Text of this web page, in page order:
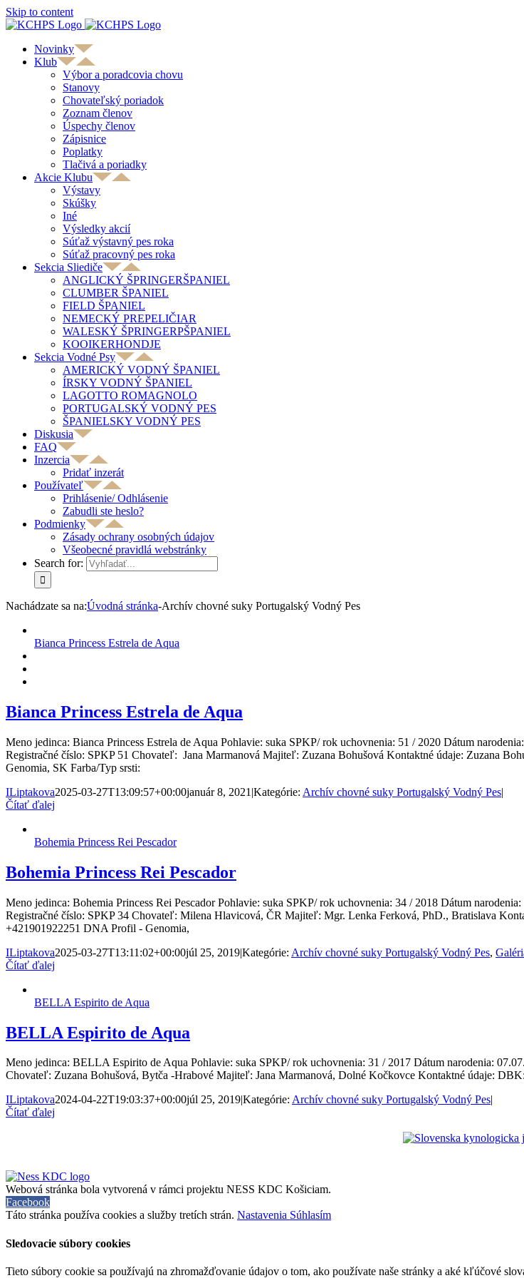
Skip to content
Novinky
Klub
Výbor a poradcovia chovu
Stanovy
Chovateľský poriadok
Zoznam členov
Úspechy členov
Zápisnice
Poplatky
Tlačivá a poriadky
Akcie Klubu
Výstavy
Skúšky
Iné
Výsledky akcií
Súťaž výstavný pes roka
Súťaž pracovný pes roka
Sekcia Sliediče
ANGLICKÝ ŠPRINGERŠPANIEL
CLUMBER ŠPANIEL
FIELD ŠPANIEL
NEMECKÝ PREPELIČIAR
WALESKÝ ŠPRINGERPŠPANIEL
KOOIKERHONDJE
Sekcia Vodné Psy
AMERICKÝ VODNÝ ŠPANIEL
ÍRSKY VODNÝ ŠPANIEL
LAGOTTO ROMAGNOLO
PORTUGALSKÝ VODNÝ PES
ŠPANIELSKY VODNÝ PES
Diskusia
FAQ
Inzercia
Pridať inzerát
Používateľ
Prihlásenie/ Odhlásenie
Zabudli ste heslo?
Podmienky
Zásady ochrany osobných údajov
Všeobecné pravidlá webstránky
Search for:
Nachádzate sa na:Úvodná stránka-Archív chovné suky Portugalský Vodný Pes
Bianca Princess Estrela de Aqua
Bianca Princess Estrela de Aqua
Meno jedinca: Bianca Princess Estrela de Aqua Pohlavie: suka SPKP/ rok uchovnenia: 51 / 2020 Dátum
Registračné číslo: SPKP 51 Chovateľ: Jana Marmanová Majiteľ: Zuzana Bohušová Kontaktné údaje: Zuzana
Genomia, SK Farba/Typ srsti:
ILiptakova2025-03-27T13:09:57+00:00január 8, 2021 |Kategórie: Archív chovné suky Portugalský Vodný Pes|
Čítať ďalej
Bohemia Princess Rei Pescador
Bohemia Princess Rei Pescador
Meno jedinca: Bohemia Princess Rei Pescador Pohlavie: suka SPKP/ rok uchovnenia: 34 / 2018 Dátum
Registračné číslo: SPKP 34 Chovateľ: Milena Hlavicová, ČR Majiteľ: Mgr. Lenka Ferková, PhD., Bratislava
+421901922251 DNA Profil - Genomia,
ILiptakova2025-03-27T13:11:02+00:00júl 25, 2019|Kategórie: Archív chovné suky Portugalský Vodný Pes,
Čítať ďalej
BELLA Espirito de Aqua
BELLA Espirito de Aqua
Meno jedinca: BELLA Espirito de Aqua Pohlavie: suka SPKP/ rok uchovnenia: 31 / 2017 Dátum narodenia:
Chovateľ: Zuzana Bohušová, Bytča -Hrabové Majiteľ: Jana Marmanová, Dolné Kočkovce Kontaktné údaje:
ILiptakova2024-04-22T19:03:37+00:00júl 25, 2019|Kategórie: Archív chovné suky Portugalský Vodný Pes|
Čítať ďalej
Webová stránka bola vytvorená v rámci projektu NESS KDC Košiciam.
Facebook
Táto stránka používa cookies a služby tretích strán. Nastavenia Súhlasím
Sledovacie súbory cookies
Tieto súbory cookie sa používajú na zhromažďovanie údajov o tom, ako používate naše stránky a aké kľúčové